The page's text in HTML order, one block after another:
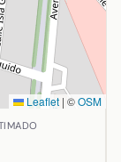
Leaflet | ©OSM
de San